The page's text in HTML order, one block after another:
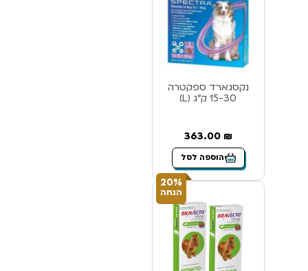
נקסגארד ספקטרה
15-30 ק”ג (L)
363.00 ₪
הוספה לסל
20%
הנחה